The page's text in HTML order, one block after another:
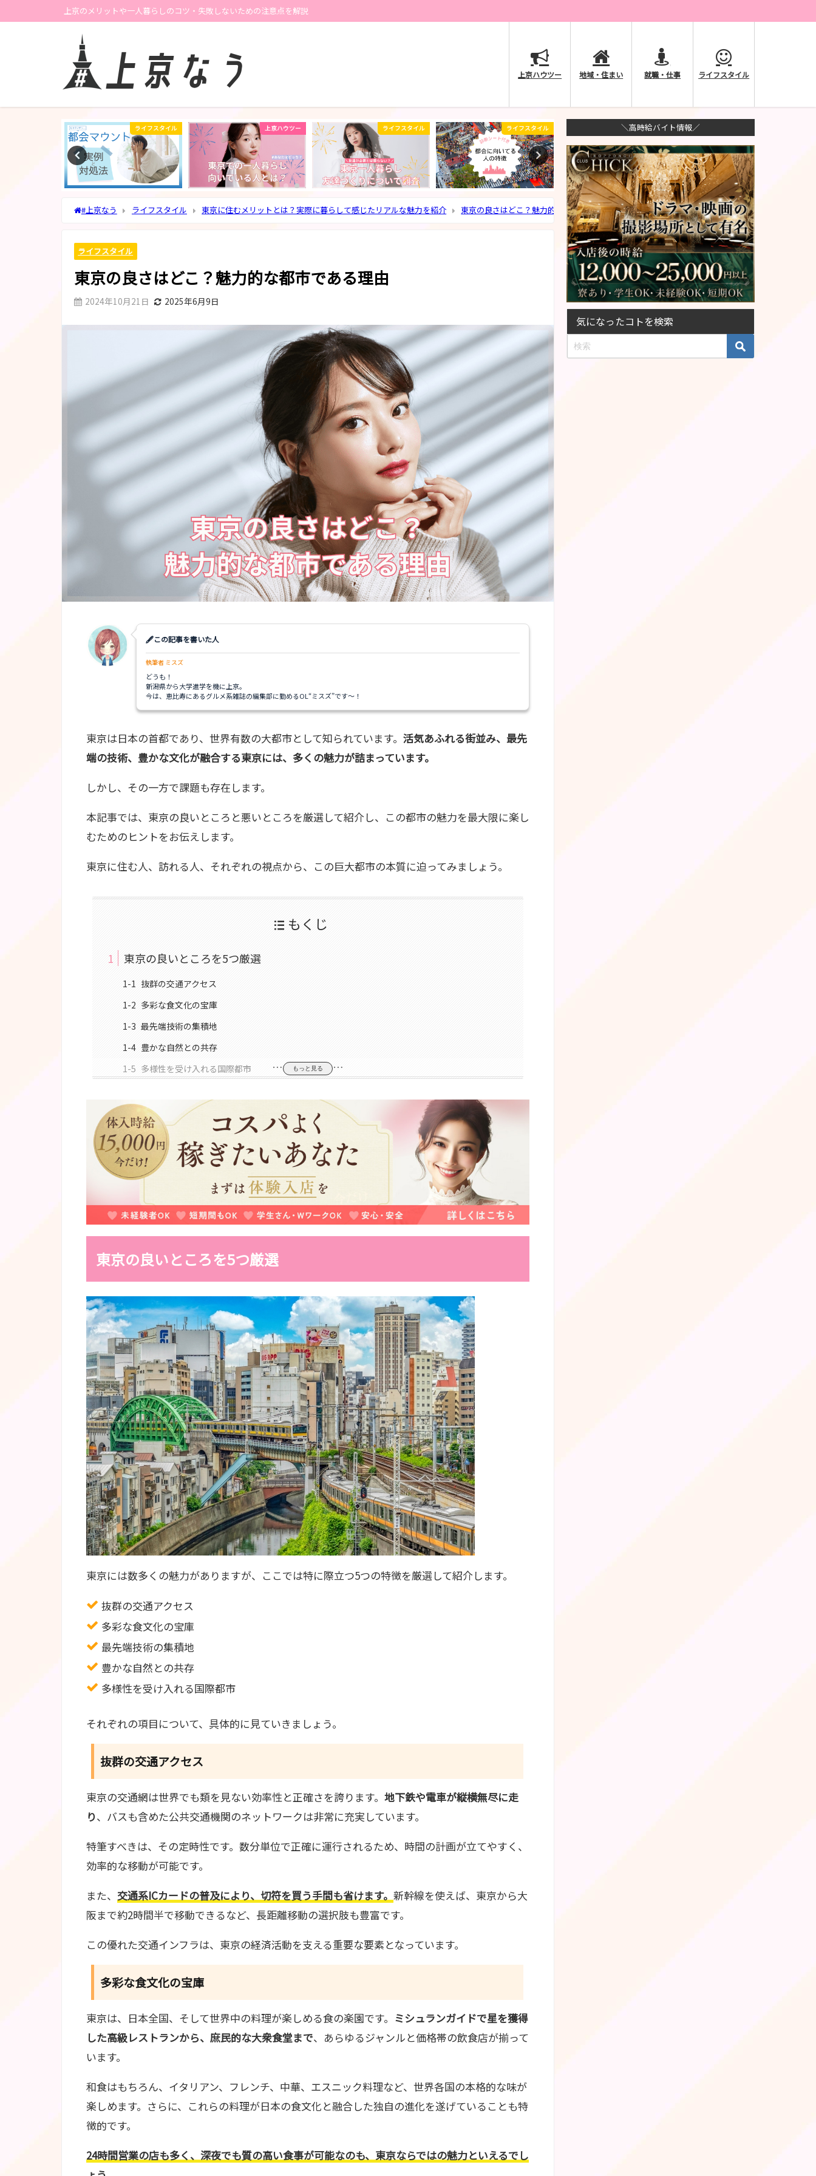
上京のメリットや一人暮らしのコツ・失敗しないための注意点を解説
上京ハウツー 地域・住まい 就職・仕事 ライフスタイル
ライフスタイル 上京ハウツー ライフスタイル ライフスタイル ライフスタイル
#上京なう ライフスタイル 東京に住むメリットとは？実際に暮らして感じたリアルな魅力を紹介 東京の良さはどこ？魅力的な都市である理由
ライフスタイル
東京の良さはどこ？魅力的な都市である理由
2024年10月21日 2025年6月9日
🖋この記事を書いた人
執筆者 ミスズ
どうも！
新潟県から大学進学を機に上京。
今は、恵比寿にあるグルメ系雑誌の編集部に勤めるOL“ミスズ”です～！
東京は日本の首都であり、世界有数の大都市として知られています。 活気あふれる街並み、最先
端の技術、豊かな文化が融合する東京には、多くの魅力が詰まっています。
しかし、その一方で課題も存在します。
本記事では、東京の良いところと悪いところを厳選して紹介し、この都市の魅力を最大限に楽し
むためのヒントをお伝えします。
東京に住む人、訪れる人、それぞれの視点から、この巨大都市の本質に迫ってみましょう。
もくじ
1 東京の良いところを5つ厳選
1-1 抜群の交通アクセス
1-2 多彩な食文化の宝庫
1-3 最先端技術の集積地
1-4 豊かな自然との共存
1-5 多様性を受け入れる国際都市
東京の悪いところ5つ
2-1 高騰する生活費
2-2 慢性的な混雑と喧騒
2-3 長時間化する通勤
常に存在する自然災害のリスク
2-5 ストレスフルな生活環境
3 東京の良さを楽しめる人のタイプ
3-1 好奇心旺盛な探検家タイプ
3-2 効率重視のビジネスパーソン
3-3
多様性を愛する文化人タイプ
4 東京の良さがわからないときの対処法
4-1 地元の人との交流を深める
4-2 季節のイベントに積極的に参加
4-3 自分だけの特別な場所を見つける
5 まとめ
… もっと見る …
東京の良いところを5つ厳選
東京には数多くの魅力がありますが、ここでは特に際立つ5つの特徴を厳選して紹介します。
抜群の交通アクセス
多彩な食文化の宝庫
最先端技術の集積地
豊かな自然との共存
多様性を受け入れる国際都市
それぞれの項目について、具体的に見ていきましょう。
抜群の交通アクセス
東京の交通網は世界でも類を見ない効率性と正確さを誇ります。 地下鉄や電車が縦横無尽に走
り、バスも含めた公共交通機関のネットワークは非常に充実しています。
特筆すべきは、その定時性です。数分単位で正確に運行されるため、時間の計画が立てやすく、
効率的な移動が可能です。
また、 交通系ICカードの普及により、切符を買う手間も省けます。 新幹線を使えば、東京から大
阪まで約2時間半で移動できるなど、長距離移動の選択肢も豊富です。
この優れた交通インフラは、東京の経済活動を支える重要な要素となっています。
多彩な食文化の宝庫
東京は、日本全国、そして世界中の料理が楽しめる食の楽園です。 ミシュランガイドで星を獲得
した高級レストランから、庶民的な大衆食堂まで、あらゆるジャンルと価格帯の飲食店が揃って
います。
和食はもちろん、イタリアン、フレンチ、中華、エスニック料理など、世界各国の本格的な味が
楽しめます。さらに、これらの料理が日本の食文化と融合した独自の進化を遂げていることも特
徴的です。
24時間営業の店も多く、深夜でも質の高い食事が可能なのも、東京ならではの魅力といえるでし
＼高時給バイト情報／
気になったコトを検索